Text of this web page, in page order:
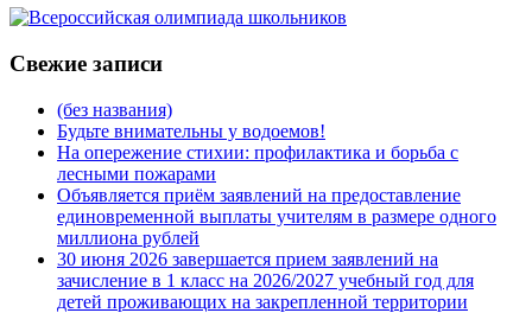
Свежие записи
(без названия)
Будьте внимательны у водоемов!
На опережение стихии: профилактика и борьба с
лесными пожарами
Объявляется приём заявлений на предоставление
единовременной выплаты учителям в размере одного
миллиона рублей
30 июня 2026 завершается прием заявлений на
зачисление в 1 класс на 2026/2027 учебный год для
детей проживающих на закрепленной территории